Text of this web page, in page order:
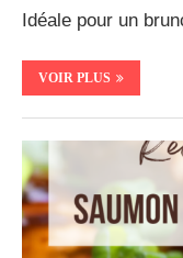
Idéale pour un
VOIR PLUS